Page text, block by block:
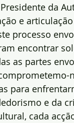
da
e
processo
encontrar
as partes
para
e da
cada